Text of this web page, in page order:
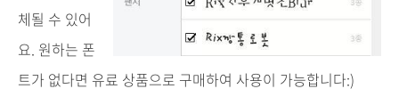
체될 수 있어
요. 원하는 폰
트가 없다면 유료 상품으로 구매하여 사용이 가능합니다:)